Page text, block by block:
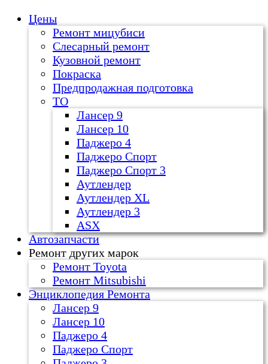
Цены
Ремонт мицубиси
Слесарный ремонт
Кузовной ремонт
Покраска
Предпродажная подготовка
ТО
Лансер 9
Лансер 10
Паджеро 4
Паджеро Спорт
Паджеро Спорт 3
Аутлендер
Аутлендер ХL
Аутлендер 3
ASX
Автозапчасти
Ремонт других марок
Ремонт Toyota
Ремонт Mitsubishi
Энциклопедия Ремонта
Лансер 9
Лансер 10
Паджеро 4
Паджеро Спорт